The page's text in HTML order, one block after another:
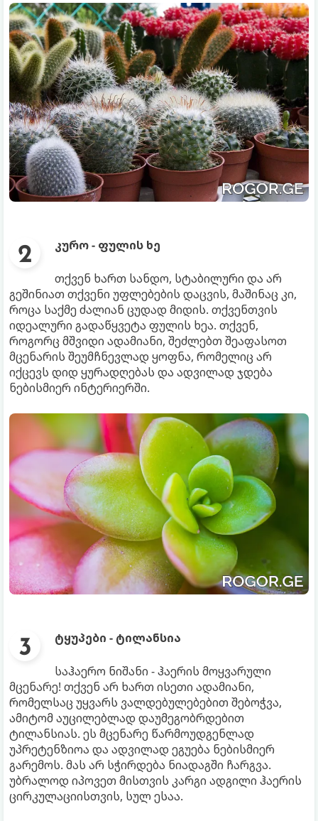
კურო - ფულის ხე
თქვენ ხართ სანდო, სტაბილური და არ
გეშინიათ თქვენი უფლებების დაცვის, მაშინაც კი,
როცა საქმე ძალიან ცუდად მიდის. თქვენთვის
იდეალური გადაწყვეტა ფულის ხეა. თქვენ,
როგორც მშვიდი ადამიანი, შეძლებთ შეაფასოთ
მცენარის შეუმჩნევლად ყოფნა, რომელიც არ
იქცევს დიდ ყურადღებას და ადვილად ჯდება
ნებისმიერ ინტერიერში.
ტყუპები - ტილანსია
საჰაერო ნიშანი - ჰაერის მოყვარული
მცენარე! თქვენ არ ხართ ისეთი ადამიანი,
რომელსაც უყვარს ვალდებულებებით შებოჭვა,
ამიტომ აუცილებლად დაუმეგობრდებით
ტილანსიას. ეს მცენარე წარმოუდგენლად
უპრეტენზიოა და ადვილად ეგუება ნებისმიერ
გარემოს. მას არ სჭირდება ნიადაგში ჩარგვა.
უბრალოდ იპოვეთ მისთვის კარგი ადგილი ჰაერის
ცირკულაციისთვის, სულ ესაა.